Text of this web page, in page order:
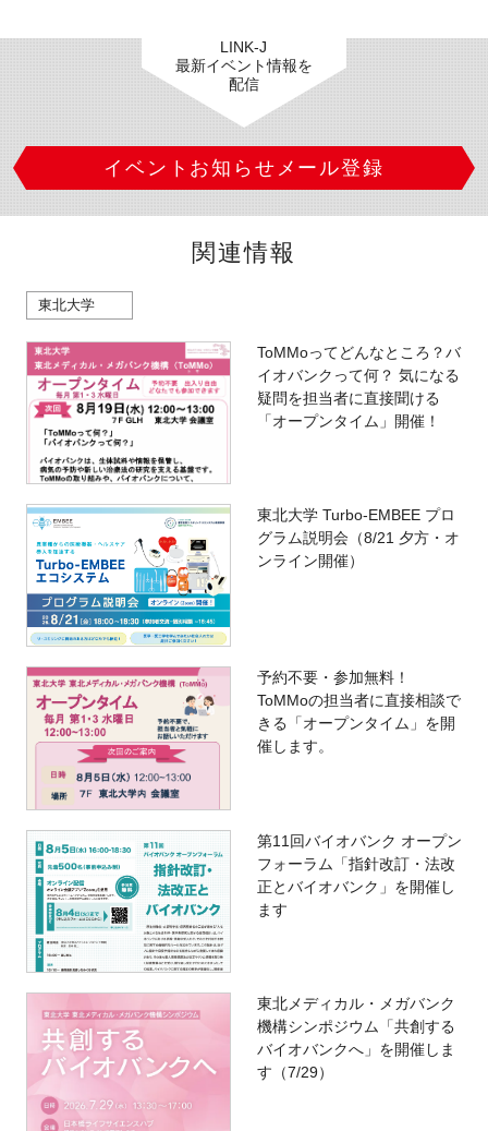
LINK-J
最新イベント情報を
配信
イベントお知らせメール登録
関連情報
東北大学
ToMMoってどんなところ？バ
イオバンクって何？ 気になる
疑問を担当者に直接聞ける
「オープンタイム」開催！
東北大学 Turbo-EMBEE プロ
グラム説明会（8/21 夕方・オ
ンライン開催）
予約不要・参加無料！
ToMMoの担当者に直接相談で
きる「オープンタイム」を開
催します。
第11回バイオバンク オープン
フォーラム「指針改訂・法改
正とバイオバンク」を開催し
ます
東北メディカル・メガバンク
機構シンポジウム「共創する
バイオバンクへ」を開催しま
す（7/29）